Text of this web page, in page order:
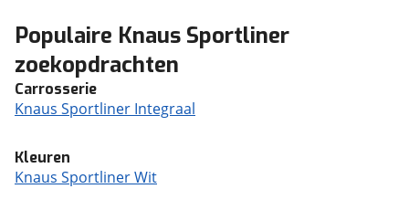
Populaire Knaus Sportliner
zoekopdrachten
Carrosserie
Knaus Sportliner Integraal
Kleuren
Knaus Sportliner Wit